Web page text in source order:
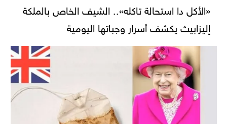
«الأكل دا استحالة تاكله».. الشيف الخاص بالملكة
إليزابيث يكشف أسرار وجباتها اليومية